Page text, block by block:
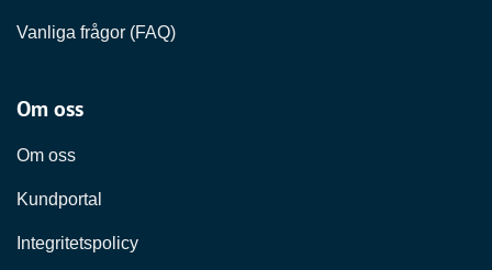
Vanliga frågor (FAQ)
Om oss
Om oss
Kundportal
Integritetspolicy